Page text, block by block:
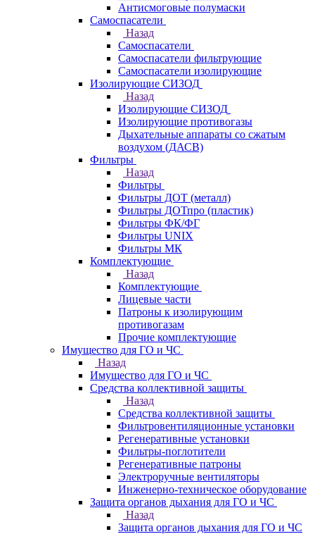
Антисмоговые полумаски
Самоспасатели
Назад
Самоспасатели
Самоспасатели фильтрующие
Самоспасатели изолирующие
Изолирующие СИЗОД
Назад
Изолирующие СИЗОД
Изолирующие противогазы
Дыхательные аппараты со сжатым
воздухом (ДАСВ)
Фильтры
Назад
Фильтры
Фильтры ДОТ (металл)
Фильтры ДОТпро (пластик)
Фильтры ФК/ФГ
Фильтры UNIX
Фильтры МК
Комплектующие
Назад
Комплектующие
Лицевые части
Патроны к изолирующим
противогазам
Прочие комплектующие
Имущество для ГО и ЧС
Назад
Имущество для ГО и ЧС
Средства коллективной защиты
Назад
Средства коллективной защиты
Фильтровентиляционные установки
Регенеративные установки
Фильтры-поглотители
Регенеративные патроны
Электроручные вентиляторы
Инженерно-техническое оборудование
Защита органов дыхания для ГО и ЧС
Назад
Защита органов дыхания для ГО и ЧС